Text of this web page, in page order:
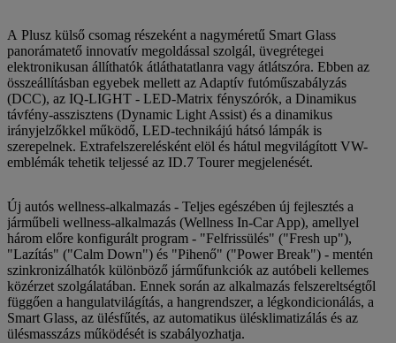
A Plusz külső csomag részeként a nagyméretű Smart Glass
panorámatető innovatív megoldással szolgál, üvegrétegei
elektronikusan állíthatók átláthatatlanra vagy átlátszóra. Ebben az
összeállításban egyebek mellett az Adaptív futóműszabályzás
(DCC), az IQ-LIGHT - LED-Matrix fényszórók, a Dinamikus
távfény-asszisztens (Dynamic Light Assist) és a dinamikus
irányjelzőkkel működő, LED-technikájú hátsó lámpák is
szerepelnek. Extrafelszerelésként elöl és hátul megvilágított VW-
emblémák tehetik teljessé az ID.7 Tourer megjelenését.
Új autós wellness-alkalmazás - Teljes egészében új fejlesztés a
járműbeli wellness-alkalmazás (Wellness In-Car App), amellyel
három előre konfigurált program - "Felfrissülés" ("Fresh up"),
"Lazítás" ("Calm Down") és "Pihenő" ("Power Break") - mentén
szinkronizálhatók különböző járműfunkciók az autóbeli kellemes
közérzet szolgálatában. Ennek során az alkalmazás felszereltségtől
függően a hangulatvilágítás, a hangrendszer, a légkondicionálás, a
Smart Glass, az ülésfűtés, az automatikus ülésklimatizálás és az
ülésmasszázs működését is szabályozhatja.